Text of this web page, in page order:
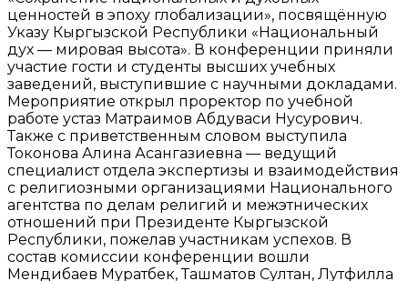
ценностей в эпоху глобализации», посвящённую
Указу Кыргызской Республики «Национальный
дух — мировая высота». В конференции приняли
участие гости и студенты высших учебных
заведений, выступившие с научными докладами.
Мероприятие открыл проректор по учебной
работе устаз Матраимов Абдуваси Нусурович.
Также с приветственным словом выступила
Токонова Алина Асангазиевна — ведущий
специалист отдела экспертизы и взаимодействия
с религиозными организациями Национального
агентства по делам религий и межэтнических
отношений при Президенте Кыргызской
Республики, пожелав участникам успехов. В
состав комиссии конференции вошли
Мендибаев Муратбек, Ташматов Султан, Лутфилла